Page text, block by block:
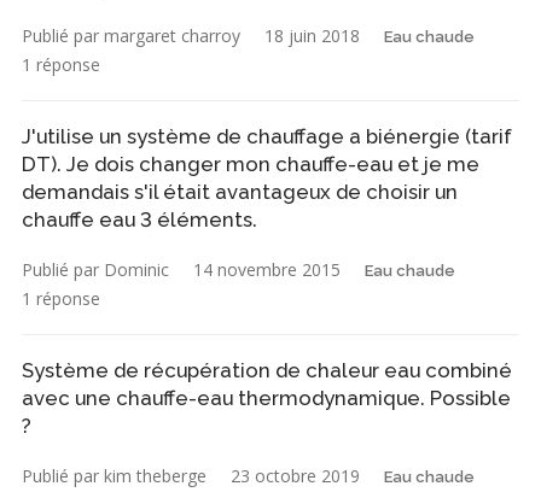
Publié par margaret charroy 18 juin 2018 Eau chaude
1 réponse
J'utilise un système de chauffage a biénergie (tarif
DT). Je dois changer mon chauffe-eau et je me
demandais s'il était avantageux de choisir un
chauffe eau 3 éléments.
Publié par Dominic 14 novembre 2015 Eau chaude
1 réponse
Système de récupération de chaleur eau combiné
avec une chauffe-eau thermodynamique. Possible
?
Publié par kim theberge 23 octobre 2019 Eau chaude